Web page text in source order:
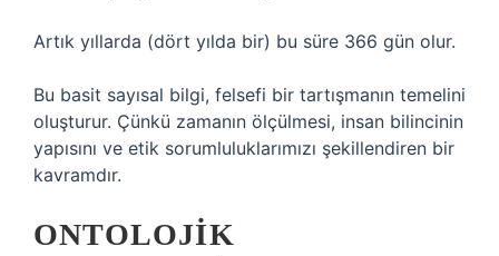
Artık yıllarda (dört yılda bir) bu süre 366 gün olur.
Bu basit sayısal bilgi, felsefi bir tartışmanın temelini
oluşturur. Çünkü zamanın ölçülmesi, insan bilincinin
yapısını ve etik sorumluluklarımızı şekillendiren bir
kavramdır.
ONTOLOJIK